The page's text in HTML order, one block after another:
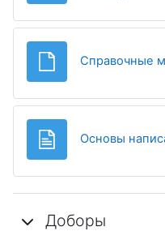
Справочные
Основы
Доборы